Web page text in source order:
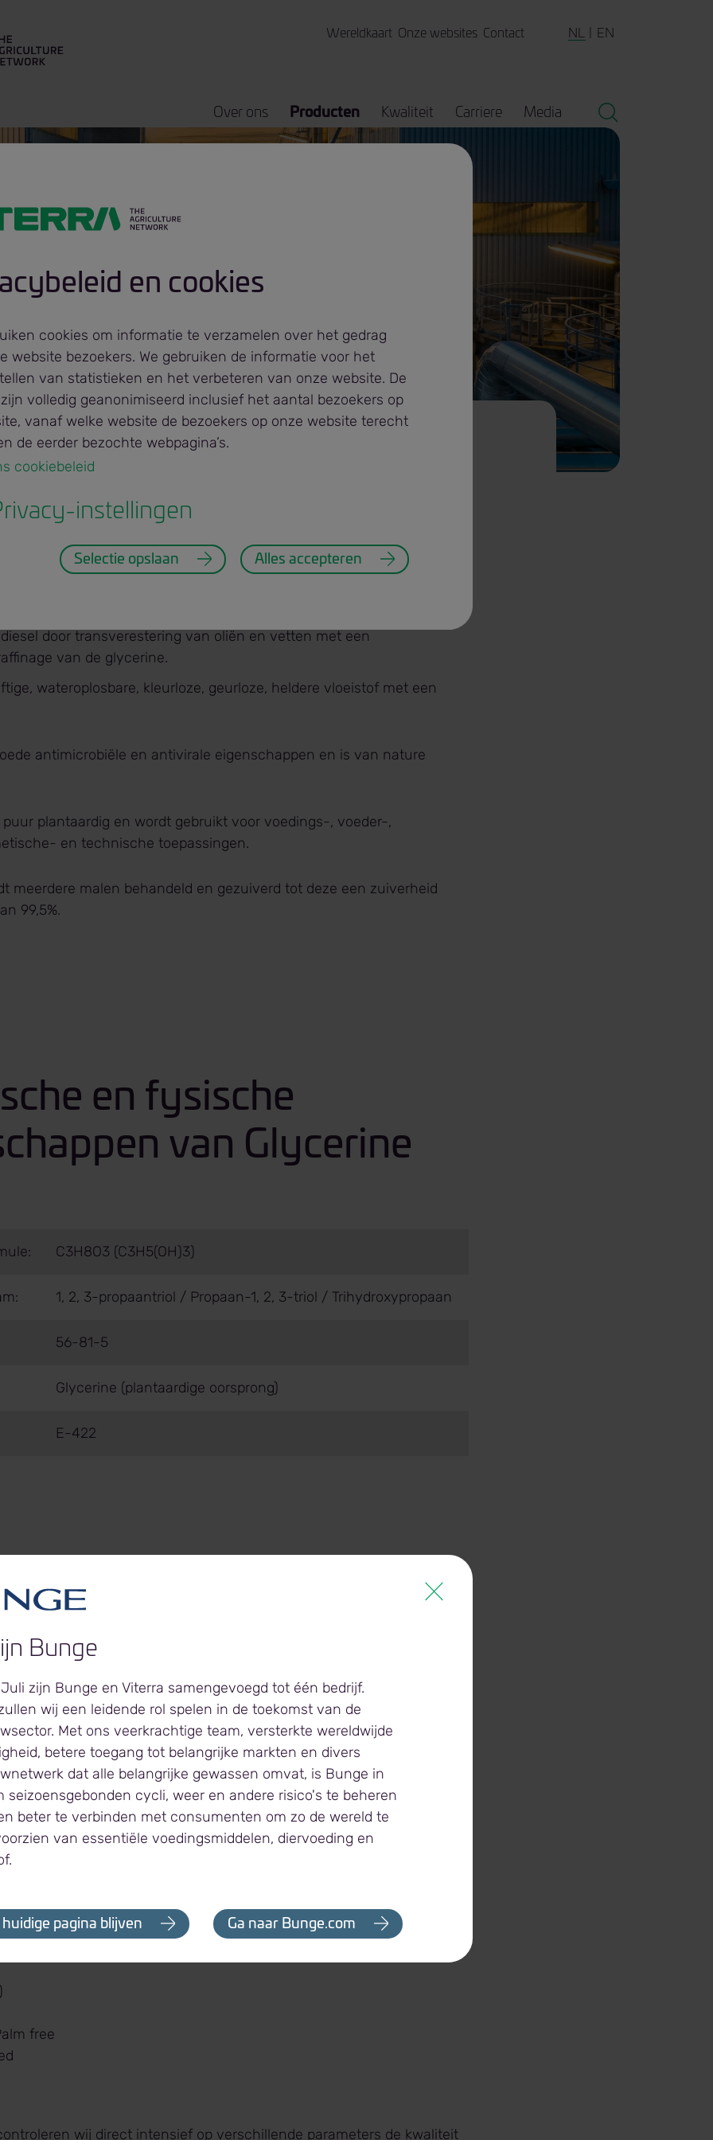
Wereldkaart Onze websites Contact NL EN
Over ons Producten Kwaliteit Carriere Media
Glycerine
Geraffineerde Glycerine
Glycerine?
door transverestering van oliën en vetten met een
van de glycerine.
wateroplosbare, kleurloze, geurloze, heldere vloeistof met een
antimicrobiële en antivirale eigenschappen en is van nature
plantaardig en wordt gebruikt voor voedings-, voeder-,
en technische toepassingen.
meerdere malen behandeld en gezuiverd tot deze een zuiverheid
99,5%.
en fysische
van Glycerine
C3H8O3 (C3H5(OH)3)
1, 2, 3-propaantriol / Propaan-1, 2, 3-triol / Trihydroxypropaan
56-81-5
Glycerine (plantaardige oorsprong)
E-422
hoogwaardige
plantaardige glycerinefabrikant welke wordt gebruikt voor
, medische-, cosmetische- en technische toepassingen.
belangrijkste glycerineproducenten in Europa. Ons portfolio bestaat
(99,5% en 99,7%) glycerinekwaliteiten met verschillende
zoals specifieke grondstof, certificering of kwaliteit:
(EP)
Pharmacopeia (USP)
free
wij direct intensief op verschillende parameters de kwaliteit
Bunge
zijn Bunge en Viterra samengevoegd tot één bedrijf.
wij een leidende rol spelen in de toekomst van de
Met ons veerkrachtige team, versterkte wereldwijde
betere toegang tot belangrijke markten en divers
dat alle belangrijke gewassen omvat, is Bunge in
seizoensgebonden cycli, weer en andere risico's te beheren
beter te verbinden met consumenten om zo de wereld te
van essentiële voedingsmiddelen, diervoeding en
huidige pagina blijven Ga naar Bunge.com
en cookies
cookies om informatie te verzamelen over het gedrag
website bezoekers. We gebruiken de informatie voor het
van statistieken en het verbeteren van onze website. De
volledig geanonimiseerd inclusief het aantal bezoekers op
vanaf welke website de bezoekers op onze website terecht
de eerder bezochte webpagina’s.
cookiebeleid
instellingen
Selectie opslaan Alles accepteren